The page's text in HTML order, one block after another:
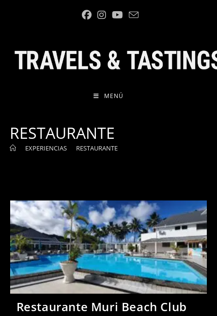
MENÚ
RESTAURANTE
EXPERIENCIAS RESTAURANTE
Restaurante Muri Beach Club